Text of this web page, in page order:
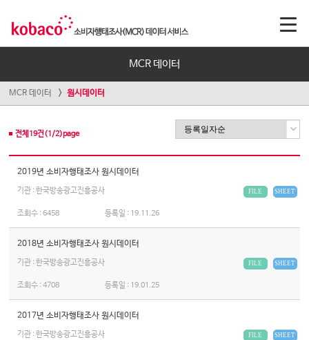
MCR 데이터
MCR 데이터 원시데이터
전체 19건(1 /2)page
2019년 소비자행태조사 원시데이터
기관 : 한국방송광고진흥공사 SHEET
FILE
조회수 :6458 등록일 : 19.11.26
2018년 소비자행태조사 원시데이터
기관 : 한국방송광고진흥공사 SHEET
FILE
조회수 :4708 등록일 : 19.01.25
2017년 소비자행태조사 원시데이터
기관 : 한국방송광고진흥공사 SHEET
FILE